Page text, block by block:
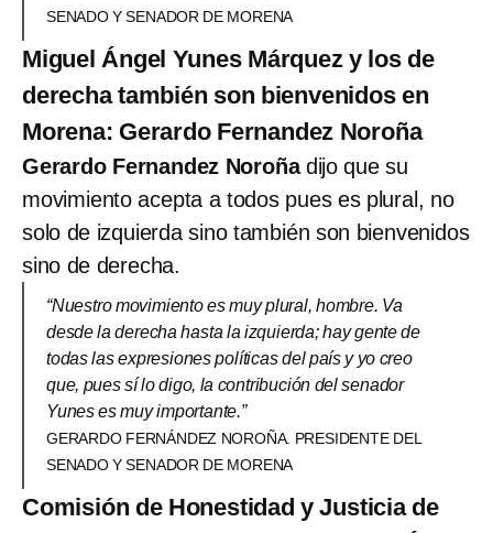
SENADO Y SENADOR DE MORENA
Miguel Ángel Yunes Márquez y los de
derecha también son bienvenidos en
Morena: Gerardo Fernandez Noroña
Gerardo Fernandez Noroñadijo que su
movimiento acepta a todos pues es plural, no
solo de izquierda sino también son bienvenidos
sino de derecha.
“Nuestro movimiento es muy plural, hombre. Va
desde la derecha hasta la izquierda; hay gente de
todas las expresiones políticas del país y yo creo
que, pues sí lo digo, la contribución del senador
Yunes es muy importante.”
GERARDO FERNÁNDEZ NOROÑA. PRESIDENTE DEL
SENADO Y SENADOR DE MORENA
Comisión de Honestidad y Justicia de